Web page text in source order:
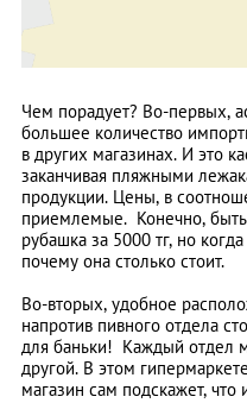
Чем порадует? Во-первых,
большее количество
в других магазинах. И это
заканчивая пляжными
продукции. Цены, в
приемлемые. Конечно, быть
рубашка за 5000 тг, но
почему она столько стоит.
Во-вторых, удобное
напротив пивного отдела
для баньки! Каждый отдел
другой. В этом
магазин сам подскажет, что